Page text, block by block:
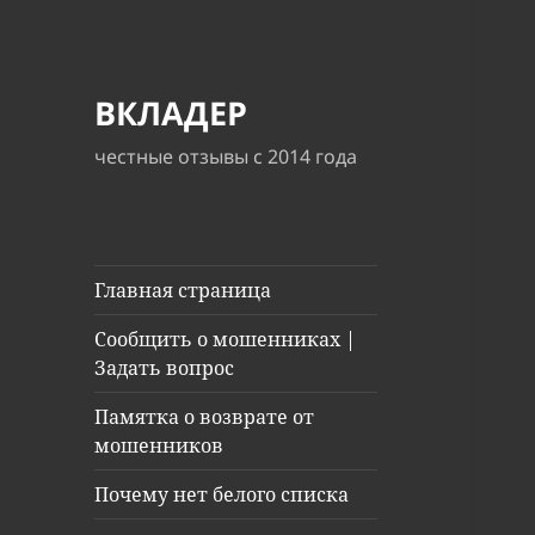
ВКЛАДЕР
честные отзывы с 2014 года
Главная страница
Сообщить о мошенниках |
Задать вопрос
Памятка о возврате от
мошенников
Почему нет белого списка